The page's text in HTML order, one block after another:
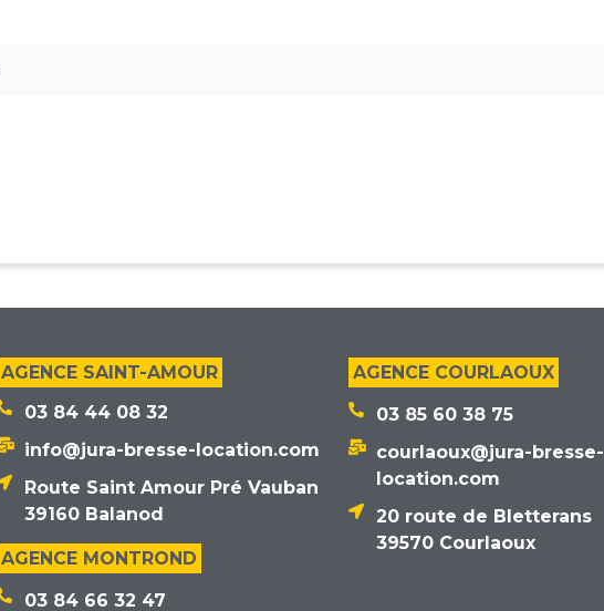
AGENCE SAINT-AMOUR
03 84 44 08 32
info@jura-bresse-location.com
Route Saint Amour Pré Vauban
39160 Balanod
AGENCE MONTROND
03 84 66 32 47
AGENCE COURLAOUX
03 85 60 38 75
courlaoux@jura-bresse-
location.com
20 route de Bletterans
39570 Courlaoux